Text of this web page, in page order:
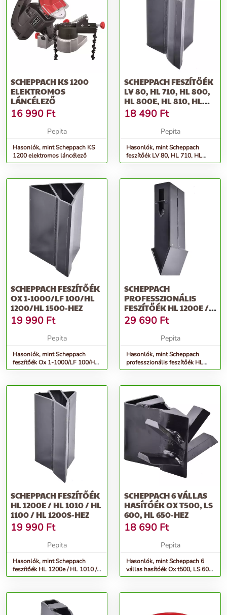
SCHEPPACH KS 1200
ELEKTROMOS
LÁNCÉLEZŐ
16 990 Ft
Pepita
Hasonlók, mint Scheppach KS
1200 elektromos láncélező
SCHEPPACH FESZÍTŐÉK
LV 80, HL 710, HL 800,
HL 800E, HL 810, HL
81...
18 490 Ft
Pepita
Hasonlók, mint Scheppach
feszítőék LV 80, HL 710, HL
800, HL 800e, HL 810, HL 81...
SCHEPPACH FESZÍTŐÉK
OX 1-1000/LF 100/HL
1200/HL 1500-HEZ
19 990 Ft
Pepita
Hasonlók, mint Scheppach
feszítőék Ox 1-1000/LF 100/HL
1200/HL 1500-hez
SCHEPPACH
PROFESSZIONÁLIS
FESZÍTŐÉK HL 1200E /
HL 1010 / HL 1100...
29 690 Ft
Pepita
Hasonlók, mint Scheppach
professzionális feszítőék HL
1200e / HL 1010 / HL 1100...
SCHEPPACH FESZÍTŐÉK
HL 1200E / HL 1010 / HL
1100 / HL 1200S-HEZ
19 990 Ft
Pepita
Hasonlók, mint Scheppach
feszítőék HL 1200e / HL 1010 /
HL 1100 / HL 1200s-hez
SCHEPPACH 6 VÁLLAS
HASÍTÓÉK OX T500, LS
600, HL 650-HEZ
18 690 Ft
Pepita
Hasonlók, mint Scheppach 6
vállas hasítóék Ox t500, LS 600,
HL 650-hez